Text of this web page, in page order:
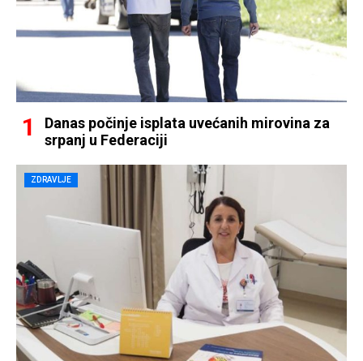
Danas počinje isplata uvećanih mirovina za
srpanj u Federaciji
ZDRAVLJE